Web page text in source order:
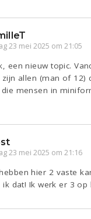
23 mei 2025 om 21:05
een nieuw topic.
allen (man of 12)
die mensen in
23 mei 2025 om 21:16
hier 2 vaste
ik dat! Ik werk er 3